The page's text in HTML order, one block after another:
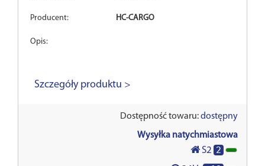
Producent: HC-CARGO
Opis:
Szczegóły produktu >
Dostępność towaru:dostępny
Wysyłka natychmiastowa
S2 2